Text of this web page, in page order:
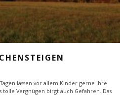
lassen vor allem Kinder gerne ihre
tolle Vergnügen birgt auch Gefahren. Das